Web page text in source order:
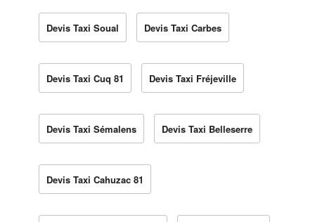
Devis Taxi Soual Devis Taxi Carbes
Devis Taxi Cuq 81 Devis Taxi Fréjeville
Devis Taxi Sémalens Devis Taxi Belleserre
Devis Taxi Cahuzac 81